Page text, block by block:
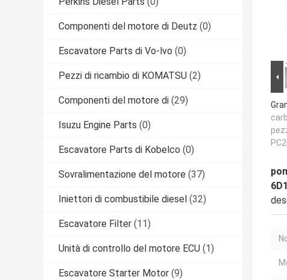
Componenti del motore di Deutz (0)
Escavatore Parts di Vo-lvo (0)
Pezzi di ricambio di KOMATSU (2)
Componenti del motore di (29)
Isuzu Engine Parts (0)
Escavatore Parts di Kobelco (0)
Sovralimentazione del motore (37)
Iniettori di combustibile diesel (32)
Escavatore Filter (11)
Unità di controllo del motore ECU (1)
Escavatore Starter Motor (9)